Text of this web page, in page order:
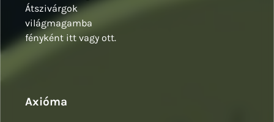
Átszivárgok
világmagamba
fényként itt vagy ott.
Axióma